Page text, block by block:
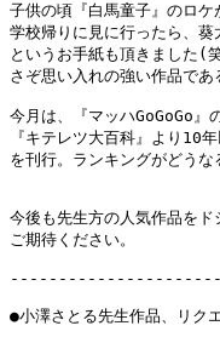
子供の頃『白馬童子』のロ
学校帰りに見に行ったら、葵
というお手紙も頂きました(
さぞ思い入れの強い作品であ
今月は、『マッハGoGoGo』
『キテレツ大百科』より10
を刊行。ランキングがどうな
今後も先生方の人気作品をド
ご期待ください。
●小澤さとる先生作品、リク